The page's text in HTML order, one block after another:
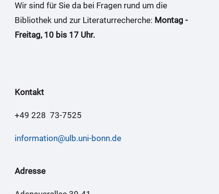
Wir sind für Sie da bei Fragen rund um die
Bibliothek und zur Literaturrecherche: Montag -
Freitag, 10 bis 17 Uhr.
Kontakt
+49 228 73-7525
information@ulb.uni-bonn.de
Adresse